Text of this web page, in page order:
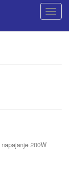
T
200W